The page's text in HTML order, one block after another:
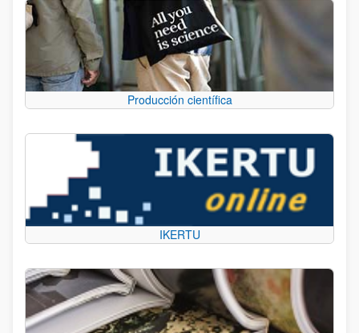
Producción científica
IKERTU